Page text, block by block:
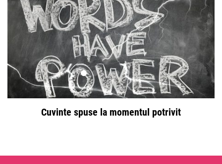
Cuvinte spuse la momentul potrivit